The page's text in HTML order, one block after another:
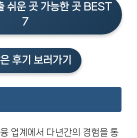
쉬운 곳 가능한 곳 BEST
7
후기 보러가기
업계에서 다년간의 경험을 통